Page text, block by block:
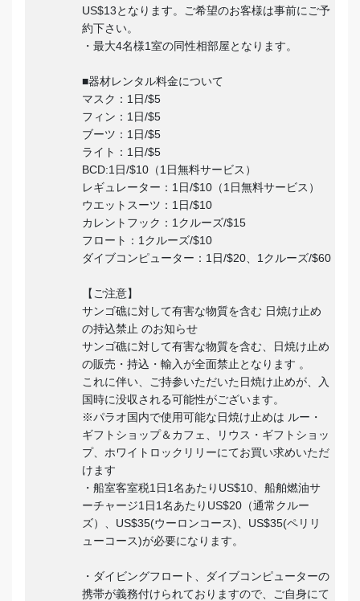
US$13となります。ご希望のお客様は事前にご予
約下さい。
・最大4名様1室の同性相部屋となります。
■器材レンタル料金について
マスク：1日/$5
フィン：1日/$5
ブーツ：1日/$5
ライト：1日/$5
BCD:1日/$10（1日無料サービス）
レギュレーター：1日/$10（1日無料サービス）
ウエットスーツ：1日/$10
カレントフック：1クルーズ/$15
フロート：1クルーズ/$10
ダイブコンピューター：1日/$20、1クルーズ/$60
【ご注意】
サンゴ礁に対して有害な物質を含む 日焼け止め
の持込禁止 のお知らせ
サンゴ礁に対して有害な物質を含む、日焼け止め
の販売・持込・輸入が全面禁止となります 。
これに伴い、ご持参いただいた日焼け止めが、入
国時に没収される可能性がございます。
※パラオ国内で使用可能な日焼け止めは ルー・
ギフトショップ＆カフェ、リウス・ギフトショッ
プ、ホワイトロックリリーにてお買い求めいただ
けます
・船室客室税1日1名あたりUS$10、船舶燃油サ
ーチャージ1日1名あたりUS$20（通常クルー
ズ）、US$35(ウーロンコース)、US$35(ペリリ
ューコース)が必要になります。
・ダイビングフロート、ダイブコンピューターの
携帯が義務付けられておりますので、ご自身にて